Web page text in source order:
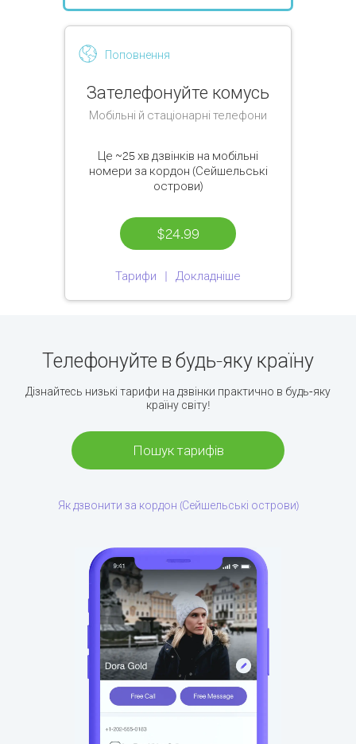
Поповнення
Зателефонуйте комусь
Мобільні й стаціонарні телефони
Це ~25 хв дзвінків на мобільні
номери за кордон (Сейшельські
острови)
$24.99
Тарифи Докладніше
Телефонуйте в будь-яку країну
Дізнайтесь низькі тарифи на дзвінки практично в будь-яку
країну світу!
Пошук тарифів
Як дзвонити за кордон (Сейшельські острови)